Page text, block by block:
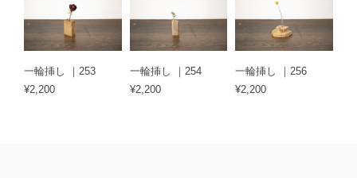
一輪挿し ｜253
¥2,200
一輪挿し ｜254
¥2,200
一輪挿し ｜256
¥2,200